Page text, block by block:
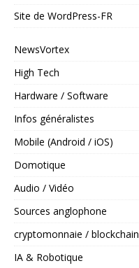
Site de WordPress-FR
NewsVortex
High Tech
Hardware / Software
Infos généralistes
Mobile (Android / iOS)
Domotique
Audio / Vidéo
Sources anglophone
cryptomonnaie / blockchain
IA & Robotique